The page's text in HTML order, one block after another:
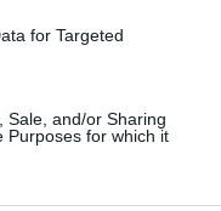
for Targeted
Sale, and/or Sharing
Purposes for which it
scudetto.
il più in alto
difende la